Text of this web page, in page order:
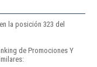
la posición 323 del
de Promociones Y